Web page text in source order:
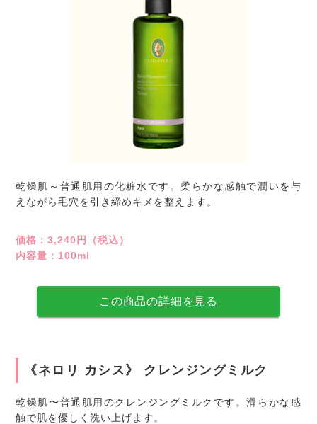
乾燥肌～普通肌用の化粧水です。柔らかな感触で潤いを与
えながら毛穴を引き締めキメを整えます。
価格：3,240円（税込）
内容量：100ml
この商品の詳細を見る
《ネロリ カシス》 クレンジングミルク
乾燥肌〜普通肌用のクレンジングミルクです。滑らかな感
触で肌を優しく洗い上げます。